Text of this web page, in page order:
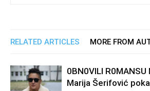
RELATED ARTICLES MORE FROM
0BN0VlLl R0MANSU
Marija Šerifović